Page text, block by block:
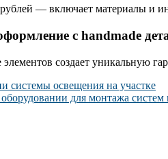
— включает материалы и
с handmade
создает уникальную
системы освещения на участке
для монтажа систем